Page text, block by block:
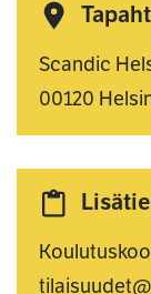
Scandic
00120